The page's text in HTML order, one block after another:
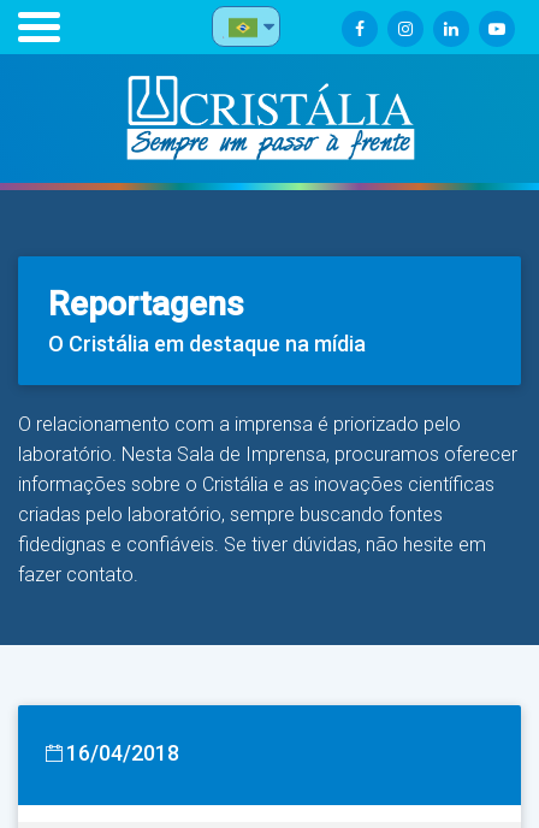
Reportagens
O Cristália em destaque na mídia
O relacionamento com a imprensa é priorizado pelo
laboratório. Nesta Sala de Imprensa, procuramos oferecer
informações sobre o Cristália e as inovações científicas
criadas pelo laboratório, sempre buscando fontes
fidedignas e confiáveis. Se tiver dúvidas, não hesite em
fazer contato.
16/04/2018